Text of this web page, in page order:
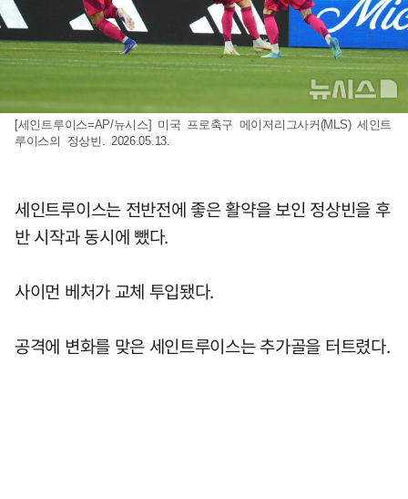
[세인트루이스=AP/뉴시스] 미국 프로축구 메이저리그사커(MLS) 세인트
루이스의 정상빈. 2026.05.13.
세인트루이스는 전반전에 좋은 활약을 보인 정상빈을 후
반 시작과 동시에 뺐다.
사이먼 베처가 교체 투입됐다.
공격에 변화를 맞은 세인트루이스는 추가골을 터트렸다.